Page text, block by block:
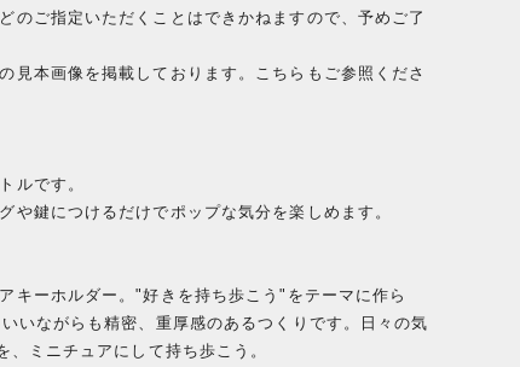
のご指定いただくことはできかねますので、予めご了
見本画像を掲載しております。こちらもご参照くださ
ルです。
や鍵につけるだけでポップな気分を楽しめます。
キーホルダー。"好きを持ち歩こう"をテーマに作ら
いながらも精密、重厚感のあるつくりです。日々の気
、ミニチュアにして持ち歩こう。